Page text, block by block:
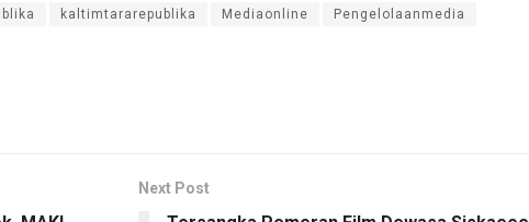
kaltimtararepublika Mediaonline Pengelolaanmedia
Next Post